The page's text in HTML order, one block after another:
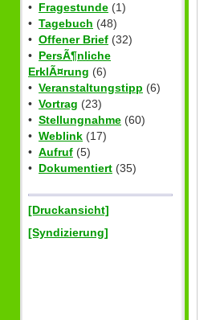
• Fragestunde (1)
• Tagebuch (48)
• Offener Brief (32)
• PersÃ¶nliche
ErklÃ¤rung (6)
• Veranstaltungstipp (6)
• Vortrag (23)
• Stellungnahme (60)
• Weblink (17)
• Aufruf (5)
• Dokumentiert (35)
[Druckansicht]
[Syndizierung]